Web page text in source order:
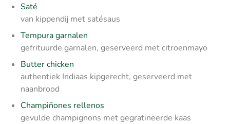
Saté
van kippendij met satésaus
Tempura garnalen
gefrituurde garnalen, geserveerd met citroenmayo
Butter chicken
authentiek Indiaas kipgerecht, geserveerd met
naanbrood
Champiñones rellenos
gevulde champignons met gegratineerde kaas